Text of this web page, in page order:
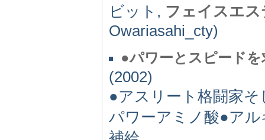
ビット, フェイスエス
Owariasahi_cty)
●パワーとスピード
(2002)
●アスリート格闘家
パワーアミノ酸●ア